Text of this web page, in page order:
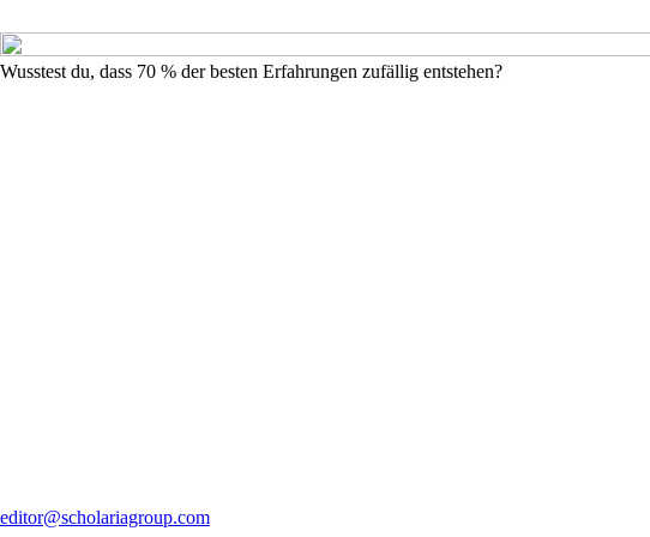
Wusstest du, dass 70 % der besten Erfahrungen zufällig entstehen?
editor@scholariagroup.com